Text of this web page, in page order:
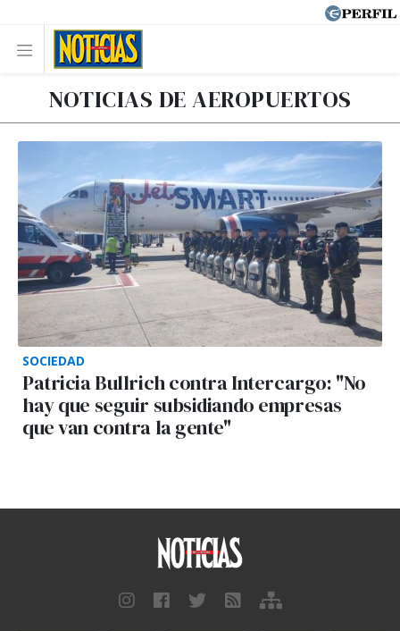
NOTICIAS DE AEROPUERTOS
SOCIEDAD
Patricia Bullrich contra Intercargo: "No
hay que seguir subsidiando empresas
que van contra la gente"